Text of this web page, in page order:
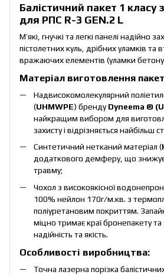
Балістичний пакет 1 класу
для РПС R-3 GEN.2 L
М’які, гнучкі та легкі панелі надійно
пістолетних куль, дрібних уламків та
вражаючих елементів (уламки бетону,
Матеріал виготовлення
Надвисокомолекулярний
(UHMWPE) брендуDyneema ®
найкращим вибором для
захисту і відрізняється найбільш
Синтетичний нетканий матеріал (
додаткового демферу, що
травму;
Чохол з високоякісної
100% нейлон 170г/м.кв. з
поліуретановим покриттям.
міцно тримає краї бронепакету та
надійність та якість.
Особливості виробництва:
Точна лазерна порізка